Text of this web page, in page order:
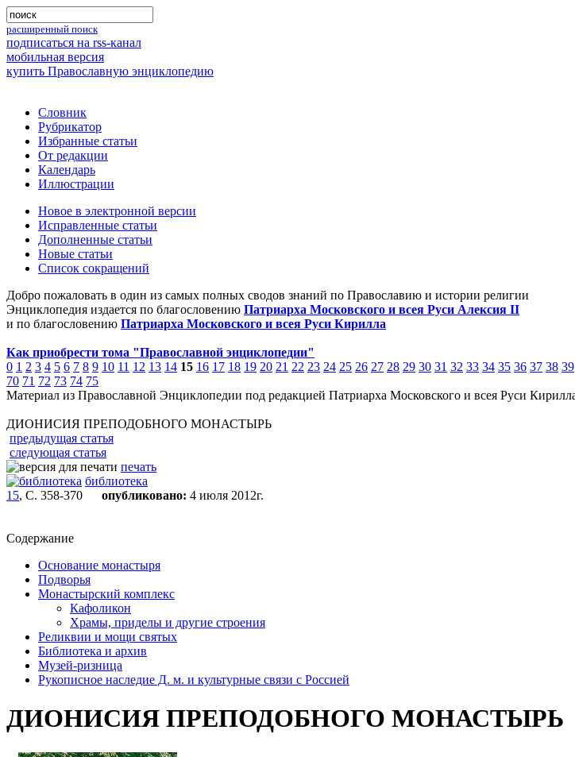
расширенный поиск
подписаться на rss-канал
мобильная версия
купить Православную энциклопедию
Словник
Рубрикатор
Избранные статьи
От редакции
Календарь
Иллюстрации
Новое в электронной версии
Исправленные статьи
Дополненные статьи
Новые статьи
Список сокращений
Добро пожаловать в один из самых полных сводов знаний по Православию и истории религии
Энциклопедия издается по благословению Патриарха Московского и всея Руси Алексия II
и по благословению Патриарха Московского и всея Руси Кирилла
Как приобрести тома "Православной энциклопедии"
0 1 2 3 4 5 6 7 8 9 10 11 12 13 14 15 16 17 18 19 20 21 22 23 24 25 26 27 28 29 30 31 32 33 34 35 36 37 38 39
70 71 72 73 74 75
Материал из Православной Энциклопедии под редакцией Патриарха Московского и всея Руси
ДИОНИСИЯ ПРЕПОДОБНОГО МОНАСТЫРЬ
предыдущая статья
следующая статья
печать
библиотека
15, С. 358-370 опубликовано: 4 июля 2012г.
Содержание
Основание монастыря
Подворья
Монастырский комплекс
Кафоликон
Храмы, приделы и другие строения
Реликвии и мощи святых
Библиотека и архив
Музей-ризница
Рукописное наследие Д. м. и культурные связи с Россией
ДИОНИСИЯ ПРЕПОДОБНОГО МОНАСТЫРЬ